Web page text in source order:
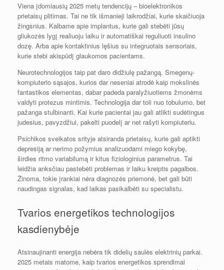
Viena įdomiausių 2025 metų tendencijų – bioelektronikos
prietaisų plitimas. Tai ne tik išmanieji laikrodžiai, kurie skaičiuoja
žingsnius. Kalbame apie implantus, kurie gali stebėti jūsų
gliukozės lygį realiuoju laiku ir automatiškai reguliuoti insulino
dozę. Arba apie kontaktinius lęšius su integruotais sensoriais,
kurie stebi akispūdį glaukomos pacientams.
Neurotechnologijos taip pat daro didžiulę pažangą. Smegenų-
kompiuterio sąsajos, kurios dar neseniai atrodė kaip mokslinės
fantastikos elementas, dabar padeda paralyžiuotiems žmonėms
valdyti protezus mintimis. Technologija dar toli nuo tobulumo, bet
pažanga stulbinanti. Kai kurie pacientai jau gali atlikti sudėtingus
judesius, pavyzdžiui, pakelti puodelį ar net rašyti kompiuteriu.
Psichikos sveikatos srityje atsiranda prietaisų, kurie gali aptikti
depresiją ar nerimo požymius analizuodami miego kokybę,
širdies ritmo variabilumą ir kitus fiziologinius parametrus. Tai
leidžia anksčiau pastebėti problemas ir laiku kreiptis pagalbos.
Žinoma, tokie įrankiai nėra diagnozės priemonė, bet gali būti
naudingas signalas, kad laikas pasikalbėti su specialistu.
Tvarios energetikos technologijos
kasdienybėje
Atsinaujinanti energija nebėra tik didelių saulės elektrinių parkai.
2025 metais matome, kaip tvarios energetikos sprendimai